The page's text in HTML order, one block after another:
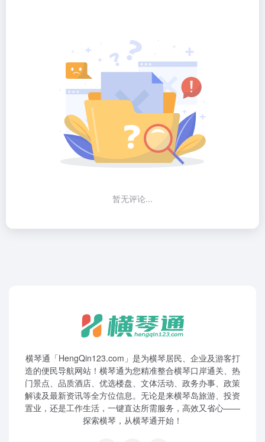
暂无评论...
横琴通「HengQin123.com」是为横琴居民、企业及游客打
造的便民导航网站！横琴通为您精准整合横琴口岸通关、热
门景点、品质酒店、优选楼盘、文体活动、政务办事、政策
解读及最新资讯等全方位信息。无论是来横琴岛旅游、投资
置业，还是工作生活，一键直达所需服务，高效又省心——
探索横琴，从横琴通开始！